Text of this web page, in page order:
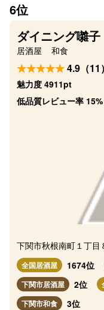
6位
ダイニング囃子
居酒屋 和食
4.9（11）
魅力度 4911pt
低品質レビュー率 15%
下関市秋根南町１丁目
全国居酒屋
1674位
下関市居酒屋 2位
下関市和食 3位